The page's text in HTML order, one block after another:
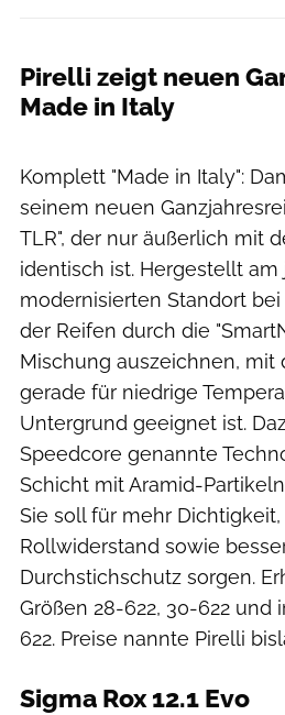
Pirelli zeigt neuen
Made in Italy
Komplett "Made in Italy":
seinem neuen
TLR", der nur äußerlich mit
identisch ist. Hergestellt am
modernisierten Standort
der Reifen durch die
Mischung auszeichnen, mit
gerade für niedrige
Untergrund geeignet ist.
Speedcore genannte
Schicht mit Aramid-
Sie soll für mehr
Rollwiderstand sowie
Durchstichschutz sorgen.
Größen 28-622, 30-622 und
622. Preise nannte Pirelli
Sigma Rox 12.1 Evo